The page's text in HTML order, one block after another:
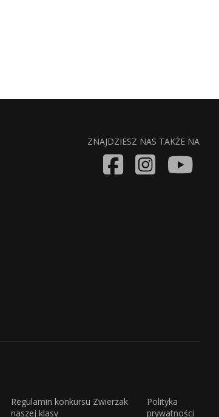
ZNAJDZIESZ NAS TAKŻE NA
Regulamin konkursu Zwierzak
naszej klasy
Polityka
prywatności